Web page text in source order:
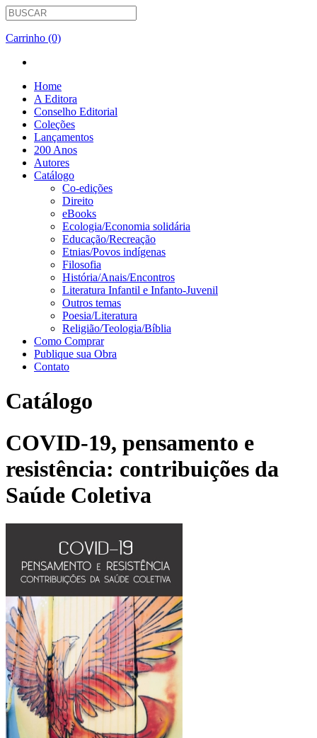
Carrinho (0)
Home
A Editora
Conselho Editorial
Coleções
Lançamentos
200 Anos
Autores
Catálogo
Co-edições
Direito
eBooks
Ecologia/Economia solidária
Educação/Recreação
Etnias/Povos indígenas
Filosofia
História/Anais/Encontros
Literatura Infantil e Infanto-Juvenil
Outros temas
Poesia/Literatura
Religião/Teologia/Bíblia
Como Comprar
Publique sua Obra
Contato
Catálogo
COVID-19, pensamento e
resistência: contribuições da
Saúde Coletiva